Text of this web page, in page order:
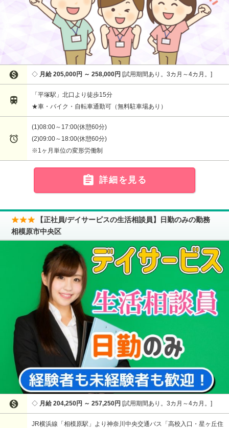
 月給 205,000円 ～ 258,000円 試用期間あり。3カ月～4カ月。

「平塚駅」北口より徒歩15分
★車・バイク・自転車通勤可（無料駐車場あり）

(1)08:00～17:00(休憩60分)
(2)09:00～18:00(休憩60分)
※1ヶ月単位の変形労働制
 詳細を見る
【正社員/デイサービスの生活相談員】日勤のみの勤務
相模原市中央区
 月給 204,250円 ～ 257,250円 試用期間あり。3カ月～4カ月。
JR横浜線「相模原駅」より神奈川中央交通バス「高校入口・星ヶ丘住